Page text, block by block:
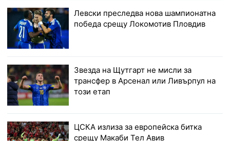
Левски преследва нова шампионатна
победа срещу Локомотив Пловдив
Звезда на Щутгарт не мисли за
трансфер в Арсенал или Ливърпул на
този етап
ЦСКА излиза за европейска битка
срещу Макаби Тел Авив